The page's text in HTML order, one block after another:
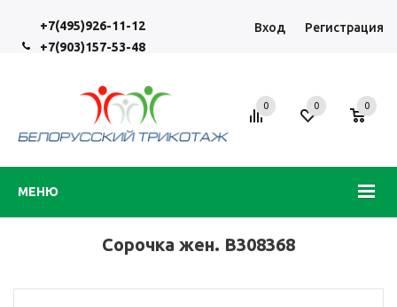
+7(495)926-11-12
+7(903)157-53-48
Вход Регистрация
МЕНЮ
0 0 0
Сорочка жен. В308368